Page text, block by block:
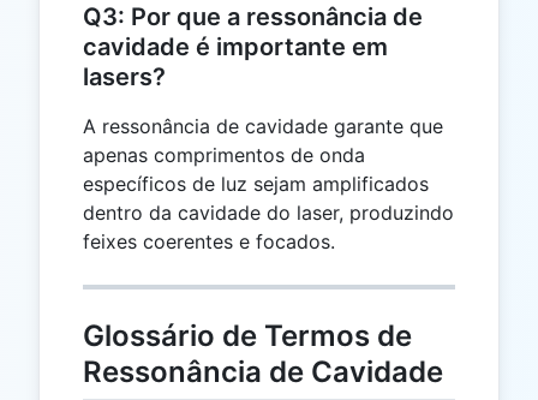
Q3: Por que a ressonância de
cavidade é importante em
lasers?
A ressonância de cavidade garante que
apenas comprimentos de onda
específicos de luz sejam amplificados
dentro da cavidade do laser, produzindo
feixes coerentes e focados.
Glossário de Termos de
Ressonância de Cavidade